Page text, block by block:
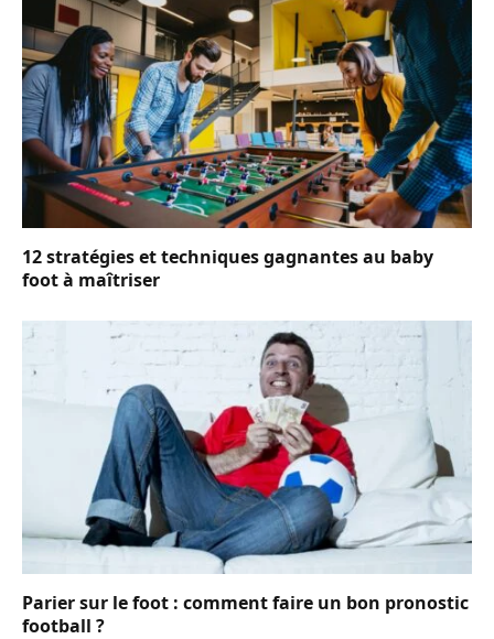
12 stratégies et techniques gagnantes au baby
foot à maîtriser
Parier sur le foot : comment faire un bon pronostic
football ?